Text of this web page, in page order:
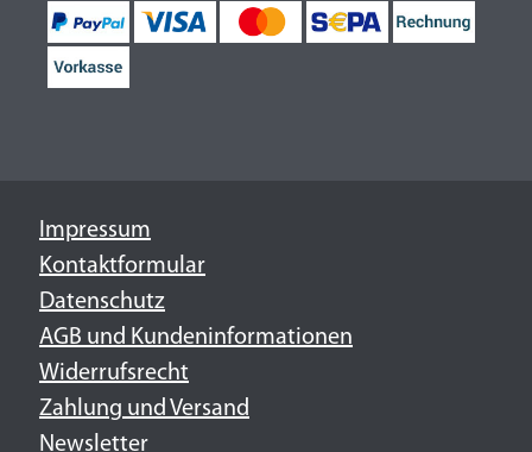
Impressum
Kontaktformular
Datenschutz
AGB und Kundeninformationen
Widerrufsrecht
Zahlung und Versand
Newsletter